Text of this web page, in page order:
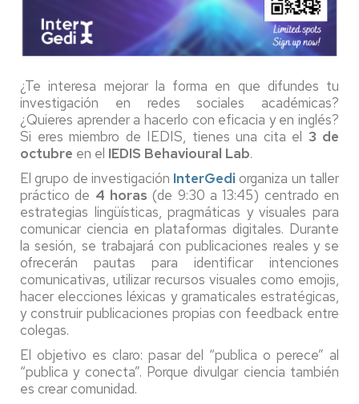
¿Te interesa mejorar la forma en que difundes tu
investigación en redes sociales académicas?
¿Quieres aprender a hacerlo con eficacia y en inglés?
Si eres miembro de IEDIS, tienes una cita el 3 de
octubre en el IEDIS Behavioural Lab.
El grupo de investigación InterGedi organiza un taller
práctico de 4 horas (de 9:30 a 13:45) centrado en
estrategias lingüísticas, pragmáticas y visuales para
comunicar ciencia en plataformas digitales. Durante
la sesión, se trabajará con publicaciones reales y se
ofrecerán pautas para identificar intenciones
comunicativas, utilizar recursos visuales como emojis,
hacer elecciones léxicas y gramaticales estratégicas,
y construir publicaciones propias con feedback entre
colegas.
El objetivo es claro: pasar del “publica o perece” al
“publica y conecta”. Porque divulgar ciencia también
es crear comunidad.